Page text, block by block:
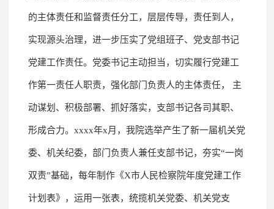
的主体责任和监督责任分工，层层传导，责任到人，
实现源头治理，进一步压实了党组班子、党支部书记
党建工作责任。党委书记主动担当，切实履行党建工
作第一责任人职责，强化部门负责人的主体责任， 主
动谋划、积极部署、抓好落实，支部书记各司其职、
形成合力。xxxx年x月，我院选举产生了新一届机关党
委、机关纪委，部门负责人兼任支部书记，夯实“一岗
双责”基础，每年制作《X市人民检察院年度党建工作
计划表》，运用一张表，统揽机关党委、机关党支